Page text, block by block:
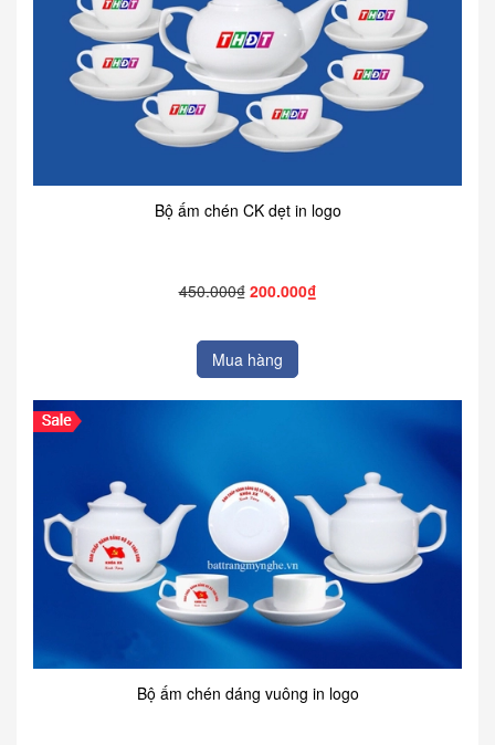
Bộ ấm chén CK dẹt in logo
450.000₫ 200.000₫
Mua hàng
Bộ ấm chén dáng vuông in logo